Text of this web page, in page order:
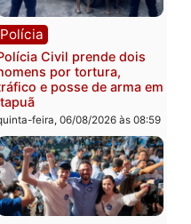
Polícia
Três suspeitos ligados a
facção criminosa são
presos por receptação e
adulteração de veículos
em Porto Velho
quinta-feira, 06/08/2026 às